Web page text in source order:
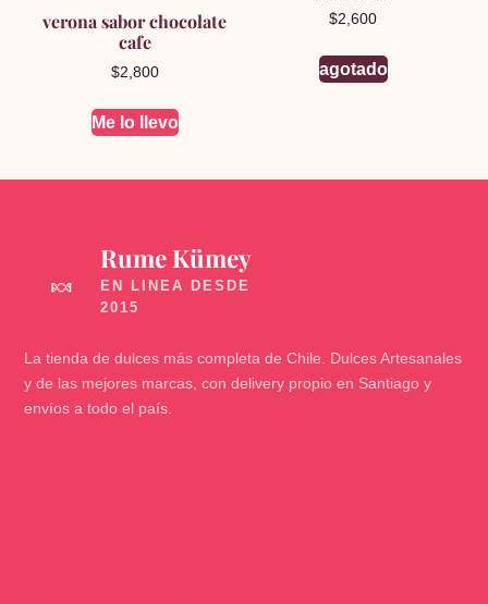
verona sabor chocolate
cafe
$2,800
Me lo llevo
Valorado en
5.00
$2,600
agotado
🍬
Rume Kümey
La tienda de dulces más completa de Chile. Dulces Artesanales
y de las mejores marcas, con delivery propio en Santiago y
envíos a todo el país.